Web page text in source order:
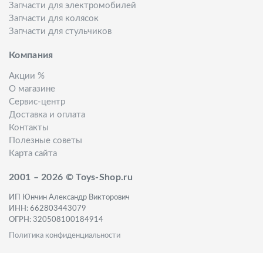
Запчасти для электромобилей
Запчасти для колясок
Запчасти для стульчиков
Компания
Акции %
О магазине
Сервис-центр
Доставка и оплата
Контакты
Полезные советы
Карта сайта
2001 – 2026 © Toys-Shop.ru
ИП Юнчин Александр Викторович
ИНН: 662803443079
ОГРН: 320508100184914
Политика конфиденциальности